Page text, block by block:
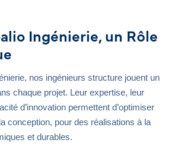
Ingénierie, un Rôle
nos ingénieurs structure jouent un
chaque projet. Leur expertise, leur
d’innovation permettent d’optimiser
conception, pour des réalisations à la
et durables.